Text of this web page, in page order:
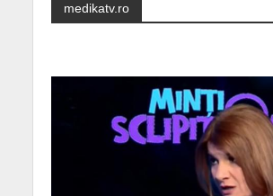
medikatv.ro